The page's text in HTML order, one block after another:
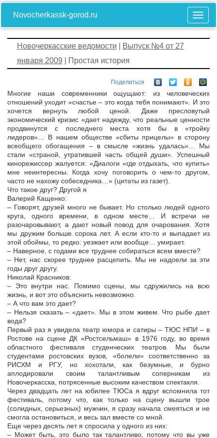
Novocherkassk-gorod.ru
Новочеркасские ведомости
Выпуск №4 от 27
января 2009 | Простая история
Поделиться
Многие наши современники ощущают: из человеческих
отношений уходит «счастье – это когда тебя понимают». И это
хочется вернуть любой ценой. Даже пресловутый
экономический кризис «дает надежду, что реальные ценности
продвинутся с последнего места хотя бы в «тройку
лидеров»… В нашем обществе «сбиты прицелы» в сторону
всеобщего обогащения – в смысле «жизнь удалась»… Мы
стали «страной, утратившей часть общей души». Успешный
кинорежиссер жалуется: «Диалоги «где отдыхать, что купить»
мне неинтересны. Когда хочу поговорить о чем-то другом,
часто не нахожу собеседника…» (цитаты из газет).
Что такое друг? Другой я
Валерий Кащенко:
– Говорят, друзей много не бывает. Но столько людей одного
круга, одного времени, в одном месте… И встречи не
разочаровывают, а дают новый повод для очарования. Хотя
мы дружим больше сорока лет. А если кто-то и выпадает из
этой обоймы, то редко: уезжает или вообще… умирает.
– Наверное, с годами все труднее собираться всем вместе?
– Нет, нас скорее труднее расцепить. Мы не надоели за эти
годы друг другу.
Николай Красников:
– Это внутри нас. Помимо сцены, мы сдружились на всю
жизнь, и вот это объяснить невозможно.
– А что вам это дает?
– Нельзя сказать – «дает». Мы в этом живем. Что рыбе дает
вода?
Первый раз я увидела театр юмора и сатиры – ТЮС НПИ – в
Ростове на сцене ДК «Ростсельмаш» в 1976 году, во время
областного фестиваля студенческих театров. Мы были
студентами ростовских вузов, «болели» соответственно за
РИСХМ и РГУ, но хохотали, как безумные, и бурно
аплодировали своим талантливым соперникам из
Новочеркасска, потрясенные высоким качеством спектакля.
Через двадцать лет на юбилее ТЮСа я вдруг вспомнила тот
фестиваль, потому что, как только на сцену вышли трое
(солидных, серьезных) мужчин, я сразу начала смеяться и не
смогла остановиться, и весь зал вместе со мной.
Еще через десять лет я спросила у одного из них:
– Может быть, это было так талантливо, потому что вы уже